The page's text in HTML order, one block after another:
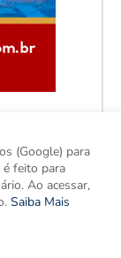
(Google) para
é feito para
Ao acessar,
Saiba Mais